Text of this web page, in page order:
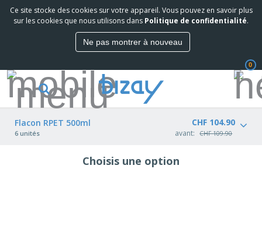
Ce site stocke des cookies sur votre appareil. Vous pouvez en savoir plus
sur les cookies que nous utilisons dans Politique de confidentialité.
Ne pas montrer à nouveau
0
Flacon RPET 500ml
6 unités
CHF 104.90
avant: CHF 109.90
Choisis une option